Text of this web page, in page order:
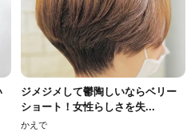
ジメジメして鬱陶しいならベリー
ショート！女性らしさを失...
かえで